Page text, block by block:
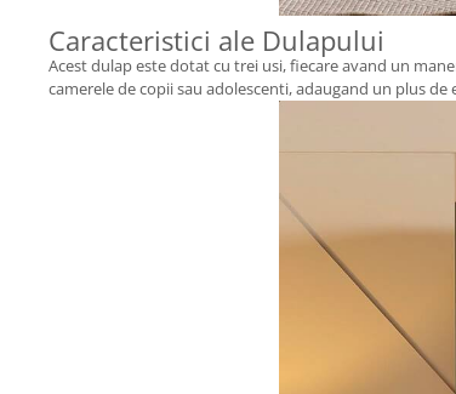
Caracteristici ale Dulapului
Acest dulap este dotat cu trei usi, fiecare avand un
camerele de copii sau adolescenti, adaugand un plus de